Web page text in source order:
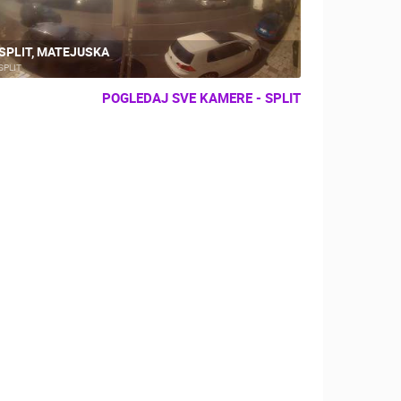
MATEJUSKA
POGLEDAJ SVE KAMERE - SPLIT